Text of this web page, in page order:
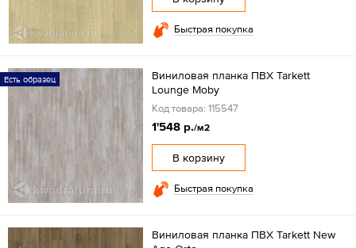
Быстрая покупка
Есть образец
Виниловая планка ПВХ Tarkett
Lounge Moby
Код товара: 115547
1'548 р./м2
В корзину
Быстрая покупка
Виниловая планка ПВХ Tarkett New